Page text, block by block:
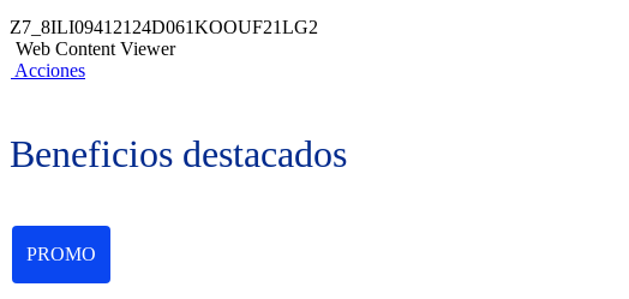
Z7_8ILI09412124D061KOOUF21LG2
Web Content Viewer
Acciones
Beneficios destacados
PROMO